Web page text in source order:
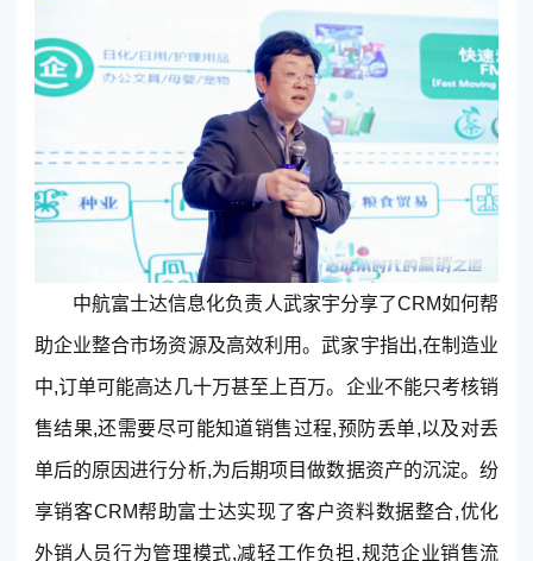
中航富士达信息化负责人武家宇分享了CRM如何帮
助企业整合市场资源及高效利用。武家宇指出,在制造业
中,订单可能高达几十万甚至上百万。企业不能只考核销
售结果,还需要尽可能知道销售过程,预防丢单,以及对丢
单后的原因进行分析,为后期项目做数据资产的沉淀。纷
享销客CRM帮助富士达实现了客户资料数据整合,优化
外销人员行为管理模式,减轻工作负担,规范企业销售流